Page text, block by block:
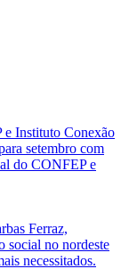
e Instituto Conexão
setembro com
do CONFEP e
Ferraz,
social no nordeste
necessitados.